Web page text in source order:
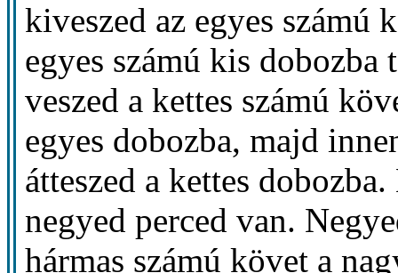
kiveszed az egyes számú
egyes számú kis
veszed a kettes számú
egyes dobozba, majd
átteszed a kettes
negyed perced van.
hármas számú követ a